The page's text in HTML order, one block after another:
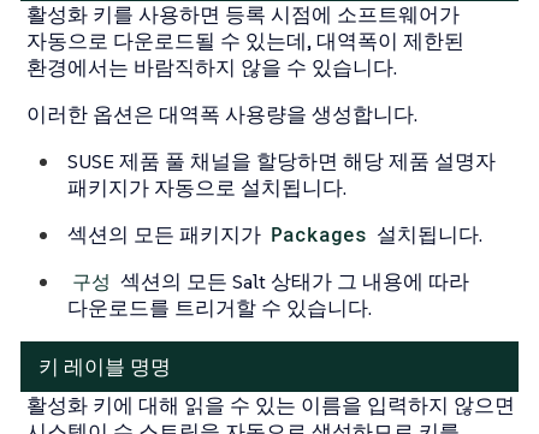
활성화 키를 사용하면 등록 시점에 소프트웨어가
자동으로 다운로드될 수 있는데, 대역폭이 제한된
환경에서는 바람직하지 않을 수 있습니다.
이러한 옵션은 대역폭 사용량을 생성합니다.
SUSE 제품 풀 채널을 할당하면 해당 제품 설명자
패키지가 자동으로 설치됩니다.
섹션의 모든 패키지가 Packages 설치됩니다.
구성 섹션의 모든 Salt 상태가 그 내용에 따라
다운로드를 트리거할 수 있습니다.
키 레이블 명명
활성화 키에 대해 읽을 수 있는 이름을 입력하지 않으면